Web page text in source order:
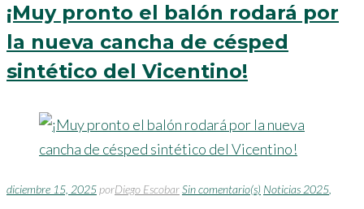
¡Muy pronto el balón rodará por
la nueva cancha de césped
sintético del Vicentino!
diciembre 15, 2025porDiego EscobarSin comentario(s) Noticias 2025